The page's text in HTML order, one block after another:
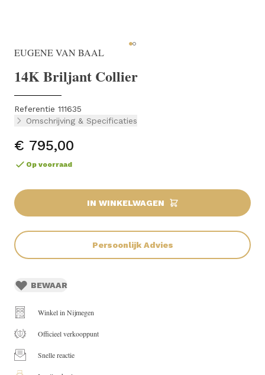
EUGENE VAN BAAL
14K Briljant Collier
Referentie 111635
Omschrijving & Specificaties
€ 795,00
Op voorraad
IN WINKELWAGEN
Persoonlijk Advies
BEWAAR
Winkel in Nijmegen
Officieel verkooppunt
Snelle reactie